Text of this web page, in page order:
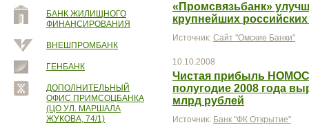
БАНК ЖИЛИЩНОГО
ФИНАНСИРОВАНИЯ
ВНЕШПРОМБАНК
ГЕНБАНК
ДОПОЛНИТЕЛЬНЫЙ
ОФИС ПРИМСОЦБАНКА
(ЦО УЛ. МАРШАЛА
ЖУКОВА, 74/1)
«Промсвязьбанк»
крупнейших
Источник: Сайт "Омские Банки"
10.10.2008
Чистая прибыль
полугодие 2008 года
млрд рублей
Источник: Банк "ФК Открытие"